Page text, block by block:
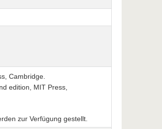
Cambridge.
edition, MIT Press,
zur Verfügung gestellt.